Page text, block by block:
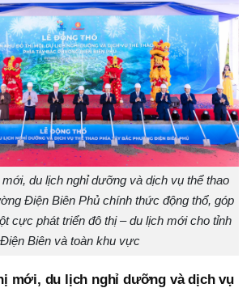
du lịch nghỉ dưỡng và dịch vụ thể thao
Điện Biên Phủ chính thức động thổ, góp
cực phát triển đô thị – du lịch mới cho tỉnh
Điện Biên và toàn khu vực
mới, du lịch nghỉ dưỡng và dịch vụ